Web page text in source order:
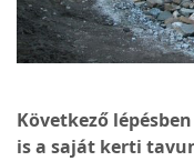
Következő
is a saját kerti